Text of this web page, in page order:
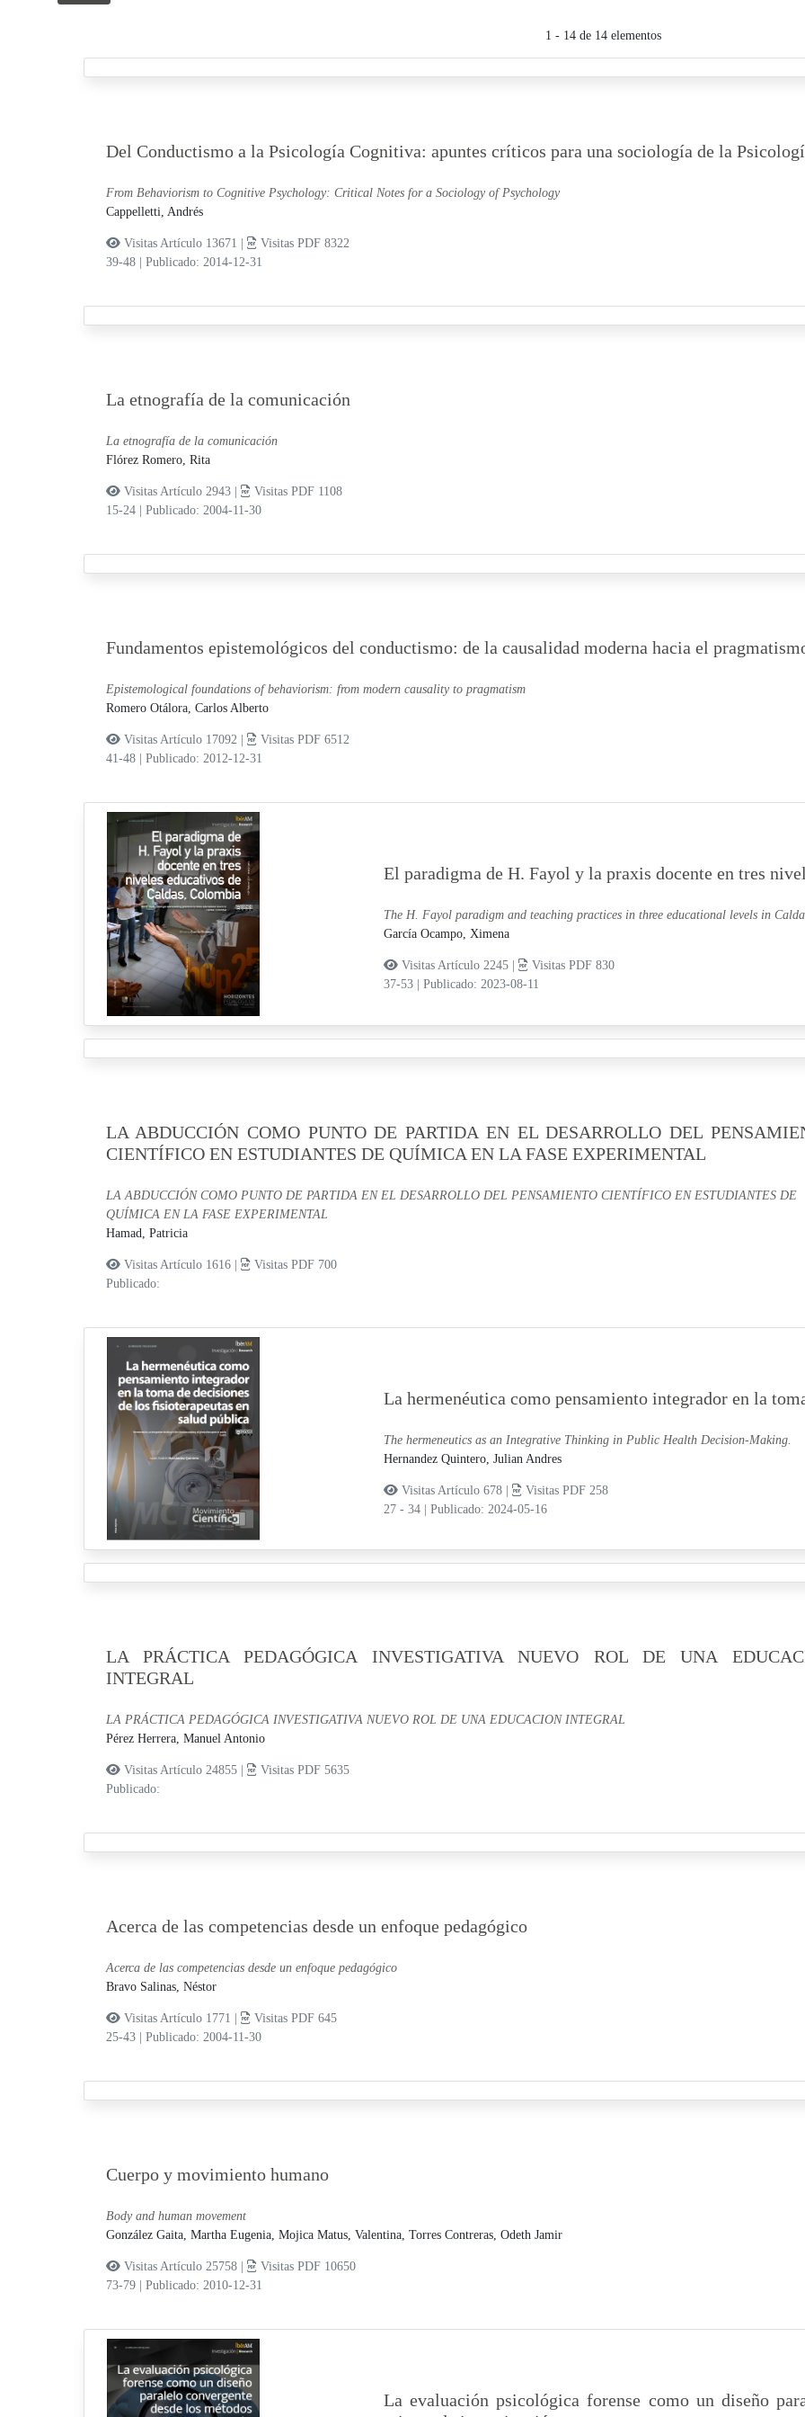
1 - 14 de 14 elementos
Del Conductismo a la Psicología Cognitiva: apuntes críticos para una sociología de la
From Behaviorism to Cognitive Psychology: Critical Notes for a Sociology of Psychology
Cappelletti, Andrés
Visitas Artículo 13671 |
Visitas PDF 8322
39-48
Publicado: 2014-12-31
La etnografía de la comunicación
La etnografía de la comunicación
Flórez Romero, Rita
Visitas Artículo 2943 |
Visitas PDF 1108
15-24
Publicado: 2004-11-30
Fundamentos epistemológicos del conductismo: de la causalidad moderna hacia el
Epistemological foundations of behaviorism: from modern causality to pragmatism
Romero Otálora, Carlos Alberto
Visitas Artículo 17092 |
Visitas PDF 6512
41-48
Publicado: 2012-12-31
El paradigma de H. Fayol y la praxis docente en tres
The H. Fayol paradigm and teaching practices in three educational levels in
García Ocampo, Ximena
Visitas Artículo 2245 |
Visitas PDF 830
37-53
Publicado: 2023-08-11
LA ABDUCCIÓN COMO PUNTO DE PARTIDA EN EL DESARROLLO DEL
CIENTÍFICO EN ESTUDIANTES DE QUÍMICA EN LA FASE EXPERIMENTAL
LA ABDUCCIÓN COMO PUNTO DE PARTIDA EN EL DESARROLLO DEL PENSAMIENTO CIENTÍFICO EN ESTUDIANTES DE
QUÍMICA EN LA FASE EXPERIMENTAL
Hamad, Patricia
Visitas Artículo 1616 |
Visitas PDF 700
Publicado:
La hermenéutica como pensamiento integrador en la
The hermeneutics as an Integrative Thinking in Public Health Decision-Making.
Hernandez Quintero, Julian Andres
Visitas Artículo 678 |
Visitas PDF 258
27 - 34 | Publicado: 2024-05-16
LA PRÁCTICA PEDAGÓGICA INVESTIGATIVA NUEVO ROL DE UNA
INTEGRAL
LA PRÁCTICA PEDAGÓGICA INVESTIGATIVA NUEVO ROL DE UNA EDUCACION INTEGRAL
Pérez Herrera, Manuel Antonio
Visitas Artículo 24855 |
Visitas PDF 5635
Publicado:
Acerca de las competencias desde un enfoque pedagógico
Acerca de las competencias desde un enfoque pedagógico
Bravo Salinas, Néstor
Visitas Artículo 1771 |
Visitas PDF 645
25-43
Publicado: 2004-11-30
Cuerpo y movimiento humano
Body and human movement
González Gaita, Martha Eugenia, Mojica Matus, Valentina, Torres Contreras, Odeth Jamir
Visitas Artículo 25758 |
Visitas PDF 10650
73-79
Publicado: 2010-12-31
La evaluación psicológica forense como un diseño